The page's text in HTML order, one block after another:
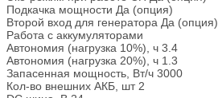
Подкачка мощности Да (опция)
Второй вход для генератора Да (опция)
Работа с аккумуляторами
Автономия (нагрузка 10%), ч 3.4
Автономия (нагрузка 20%), ч 1.3
Запасенная мощность, Вт/ч 3000
Кол-во внешних АКБ, шт 2